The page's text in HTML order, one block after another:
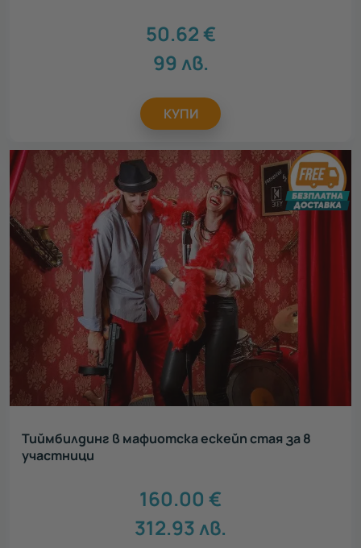
50.62€
99 лв.
КУПИ
Тиймбилдинг в мафиотска ескейп стая за 8
участници
160.00 €
312.93лв.